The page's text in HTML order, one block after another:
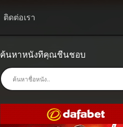
ติดต่อเรา
ค้นหาหนังที่คุณชื่นชอบ